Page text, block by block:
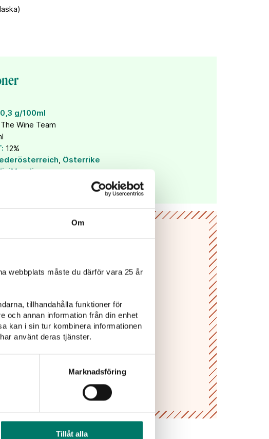
Om
webbplats måste du därför vara 25 år
tillhandahålla funktioner för
och annan information från din enhet
kan i sin tur kombinera informationen
använt deras tjänster.
Marknadsföring
Tillåt alla
0,3 g/100ml
The Wine Team
12%
, Österrike
inspiration,